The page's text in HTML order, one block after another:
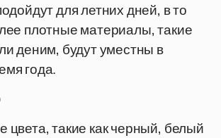
для летних дней, в то
плотные материалы, такие
деним, будут уместны в
года.
цвета, такие как черный, белый